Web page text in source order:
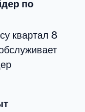
по
квартал 8